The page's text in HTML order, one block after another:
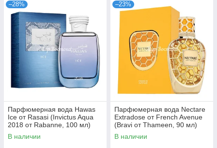
–28%
Парфюмерная вода Hawas
Ice от Rasasi (Invictus Aqua
2018 от Rabanne, 100 мл)
В наличии
–23%
Парфюмерная вода Nectare
Extradose от French Avenue
(Bravi от Thameen, 90 мл)
В наличии